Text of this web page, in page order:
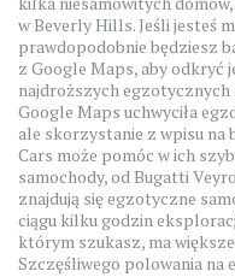
w Beverly Hills. Jeśli jesteś
prawdopodobnie będziesz
z Google Maps, aby odkryć
najdroższych egzotycznych
Google Maps uchwyciła
ale skorzystanie z wpisu na
Cars może pomóc w ich
samochody, od Bugatti
znajdują się egzotyczne
ciągu kilku godzin
którym szukasz, ma
Szczęśliwego polowania na